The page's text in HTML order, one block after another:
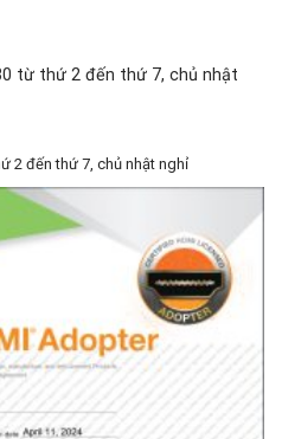
từ thứ 2 đến thứ 7, chủ nhật
2 đến thứ 7, chủ nhật nghỉ